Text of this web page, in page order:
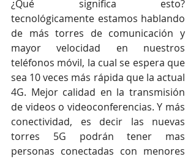
¿Qué significa esto?
tecnológicamente estamos hablando
de más torres de comunicación y
mayor velocidad en nuestros
teléfonos móvil, la cual se espera que
sea 10 veces más rápida que la actual
4G. Mejor calidad en la transmisión
de videos o videoconferencias. Y más
conectividad, es decir las nuevas
torres 5G podrán tener mas
personas conectadas con menores